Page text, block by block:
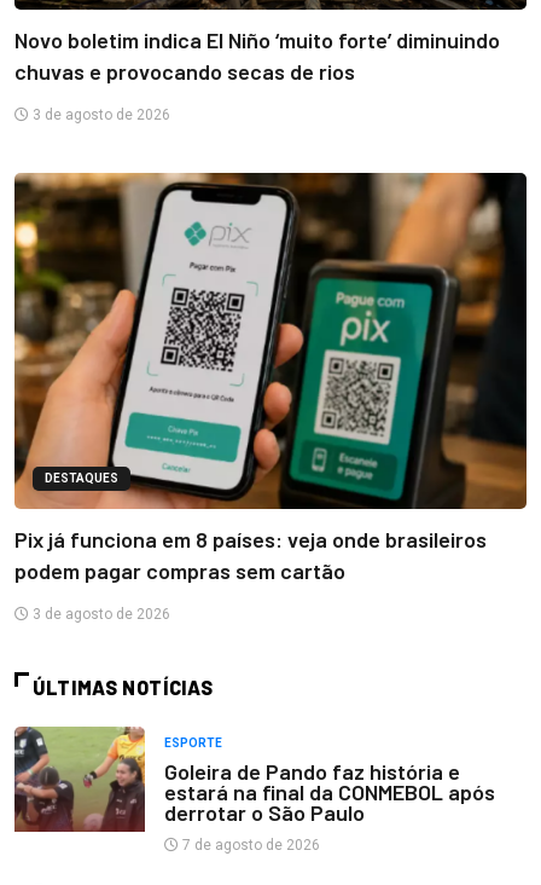
Novo boletim indica El Niño ‘muito forte’ diminuindo
chuvas e provocando secas de rios
3 de agosto de 2026
DESTAQUES
Pix já funciona em 8 países: veja onde brasileiros
podem pagar compras sem cartão
3 de agosto de 2026
ÚLTIMAS NOTÍCIAS
ESPORTE
Goleira de Pando faz história e
estará na final da CONMEBOL após
derrotar o São Paulo
7 de agosto de 2026